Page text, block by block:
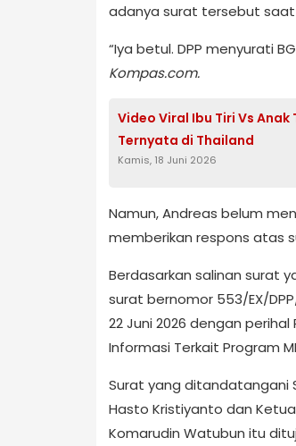
adanya surat tersebut saat
“Iya betul. DPP menyurati
Kompas.com.
Video Viral Ibu Tiri Vs Anak
Ternyata di Thailand
Kamis, 18 Juni 2026
Namun, Andreas belum
memberikan respons atas
Berdasarkan salinan surat
surat bernomor 553/EX/
22 Juni 2026 dengan
Informasi Terkait Program
Surat yang ditandatangani
Hasto Kristiyanto dan
Komarudin Watubun itu